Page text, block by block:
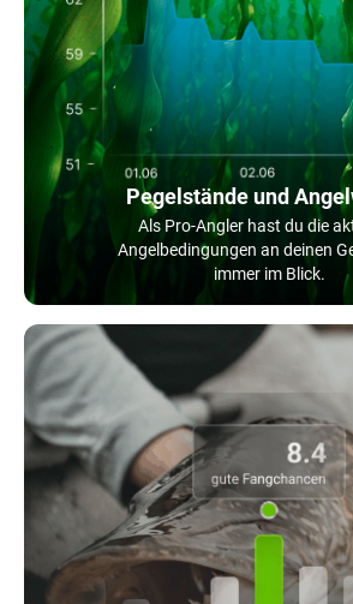
Pegelstände und
Als Pro-Angler hast du die
Angelbedingungen an deinen
immer im Blick.